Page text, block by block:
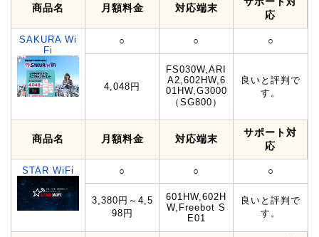
商品名 月額料金 対応端末
応
SAKURA Wi
Fi
○ ○ ○
4,048円
FS030W,ARI
A2,602HW,6
01HW,G3000
（SG800）
良いと評判で
す。
商品名 月額料金 対応端末
サポート対
応
STAR WiFi ○ ○ ○
3,380円～4,5
98円
601HW,602H
W,Freebot S
E01
良いと評判で
す。